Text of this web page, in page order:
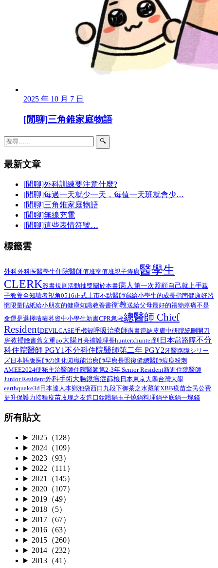
2025 年 10 月 7 日
[閒聊]三角錐家庭物語
🔍
最新文章
[閒聊]外科訓練要注意什麼?
[閒聊]每過一天就少一天，每值一天班就會少…
[閒聊]三角錐家庭物語
[閒聊]無線充電
[閒聊]這些表情符號…
標籤雲
外科外科医醫學生住院醫師值班室值班親子痔瘡醫學生
CLERK簽書規則 活動抽獎關於本書病人 第一次照顧自己就上手親
子教養全知讀者視角0516正式上市不點醫師寫給小學生的成長指南健康好習
慣限量貼紙給小朋友的健康知識教養書衛教送給父母最好的禮物疼痛不是
命運是選擇嘖嘖募資中小學生新書CPR急救總醫師 Chief
ResidentDEVILCASE手機殼呼吸治療師購書連結皮膚中研院統刪 開刀
房教授臉書舊文重po大腸 月亮褲護理長hunterxhunter到日本當路障不分
科住院醫師 PGY1不分科住院醫師第二年 PGY2牙醫路障シリー
ズ日本語版医師の進化図職能治療師早療長照復健總醫師痘痘粉刺
AMEE2024便秘主治醫師住院醫師第2-3年 Senior Resident新進住院醫師
Junior Resident外科手術大腸鏡癌症篩檢 日本東京大學台灣大學
earthquake3d 日本達人本鄉池袋西口 九段下御茶之水藏前XBB疫苗全民公費
提升保護力接種疫苗玫瑰之友造口鈦讚鍋玉子燒鍋料理鍋平底鍋一塊錢
所有貼文
2025（128）
2024（109）
2023（93）
2022（111）
2021（145）
2020（107）
2019（49）
2018（5）
2017（67）
2016（63）
2015（260）
2014（232）
2013（41）